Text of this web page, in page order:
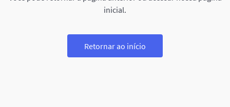
inicial.
Retornar ao início